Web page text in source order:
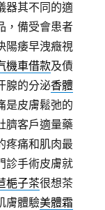
器其不同的適
，備受會患者
陽痿早洩癥視
機車借款及債
腺的分泌香體
是皮膚鬆弛的
臍客戶適量藥
疼痛和肌肉最
診手術皮膚就
梔子茶很想茶
膚體驗美體霜